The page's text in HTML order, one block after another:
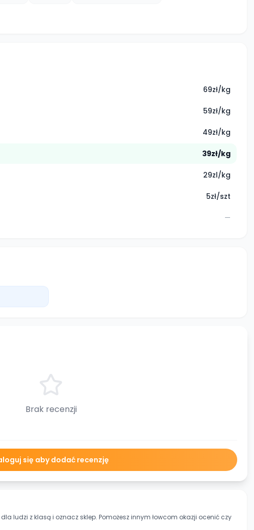
69zł/kg
59zł/kg
49zł/kg
39zł/kg
29zl/kg
5zł/szt
—
Brak recenzji
się aby dodać recenzję
dla ludzi z klasąi oznacz sklep. Pomożesz innym łowcom okazji ocenić czy